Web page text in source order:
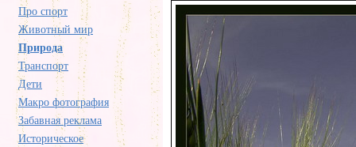
Про спорт
Животный мир
Природа
Транспорт
Дети
Макро фотография
Забавная реклама
Историческое